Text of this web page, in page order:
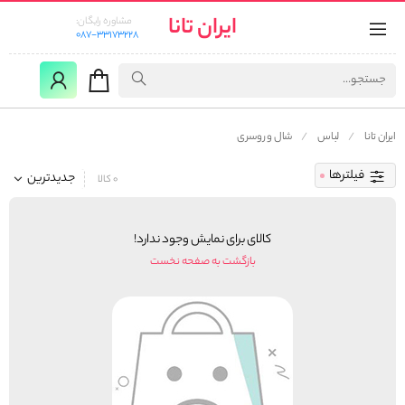
ایران تانا
مشاوره رایگان:
087-33173228
ایران تانا لباس شال و روسری
فیلترها جدیدترین 0 کالا
کالای برای نمایش وجود ندارد!
بازگشت به صفحه نخست